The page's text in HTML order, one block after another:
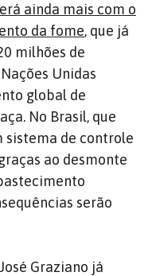
ainda mais com o
da fome, que já
milhões de
Unidas
global de
No Brasil, que
sistema de controle
ao desmonte
serão
Graziano já